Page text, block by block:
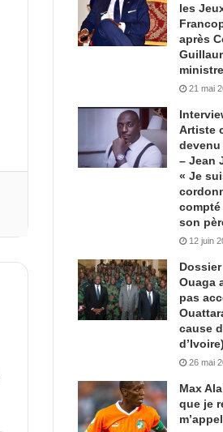
les
après
21 mai
Artiste
devenu
– Jean
« Je
son
12 juin
Ouaga
pas
cause
d’Ivoire)
26 mai
Max
que je